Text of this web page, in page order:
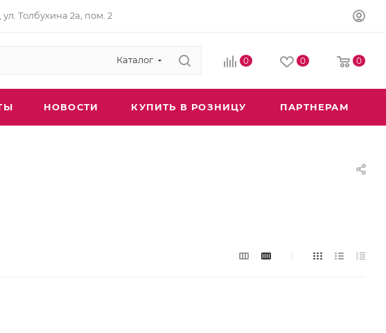
ул. Толбухина 2а, пом. 2
Каталог 0 0 0
НОВОСТИ КУПИТЬ В РОЗНИЦУ ПАРТНЕРАМ